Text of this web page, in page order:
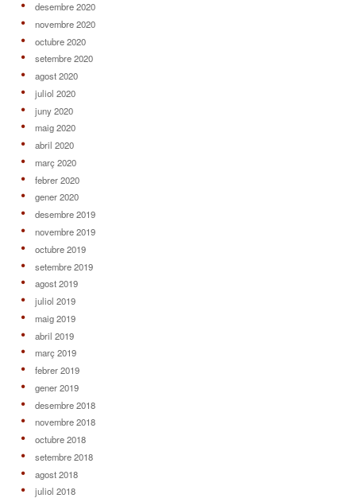
desembre 2020
novembre 2020
octubre 2020
setembre 2020
agost 2020
juliol 2020
juny 2020
maig 2020
abril 2020
març 2020
febrer 2020
gener 2020
desembre 2019
novembre 2019
octubre 2019
setembre 2019
agost 2019
juliol 2019
maig 2019
abril 2019
març 2019
febrer 2019
gener 2019
desembre 2018
novembre 2018
octubre 2018
setembre 2018
agost 2018
juliol 2018